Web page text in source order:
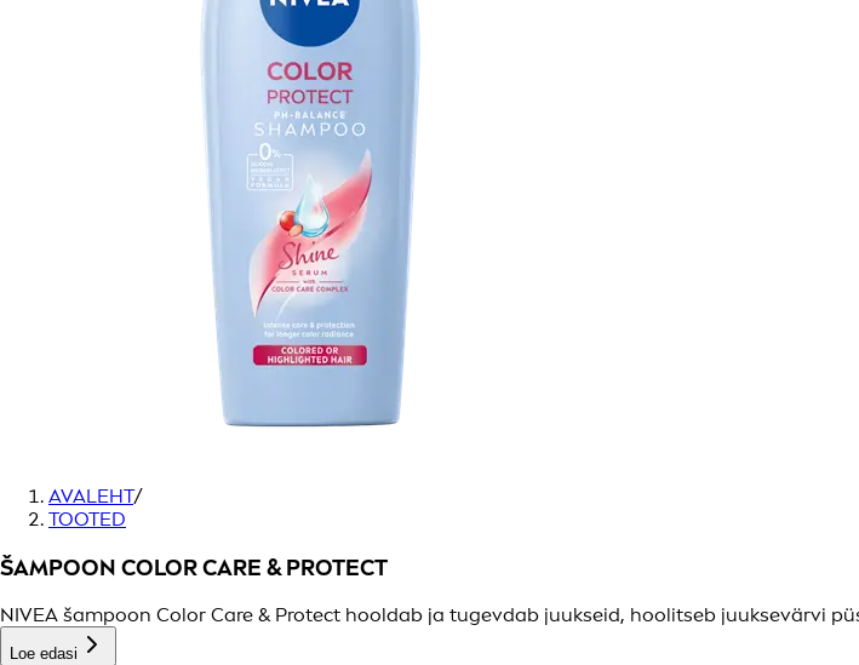
AVALEHT/
TOOTED
ŠAMPOON COLOR CARE & PROTECT
NIVEA šampoon Color Care & Protect hooldab ja tugevdab juukseid, hoolitseb juuksevärvi
Loe edasi